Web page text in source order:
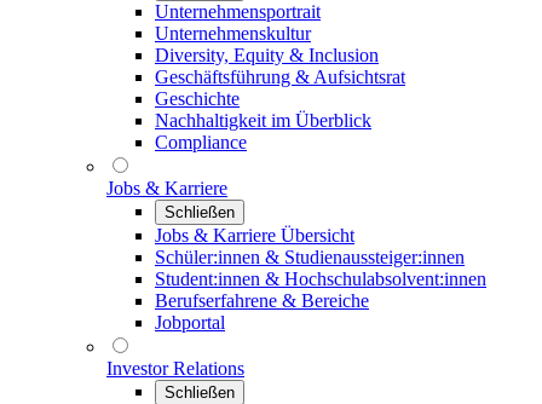
Unternehmensportrait
Unternehmenskultur
Diversity, Equity & Inclusion
Geschäftsführung & Aufsichtsrat
Geschichte
Nachhaltigkeit im Überblick
Compliance
Jobs & Karriere
Schließen
Jobs & Karriere Übersicht
Schüler:innen & Studienaussteiger:innen
Student:innen & Hochschulabsolvent:innen
Berufserfahrene & Bereiche
Jobportal
Investor Relations
Schließen